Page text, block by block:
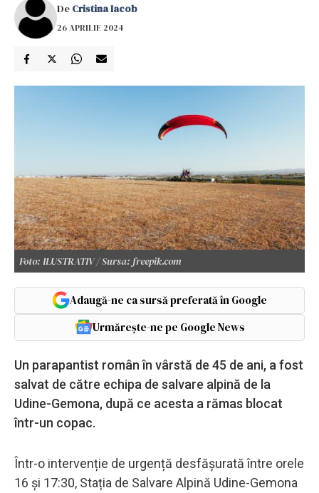
De Cristina Iacob
26 APRILIE 2024
Foto: ILUSTRATIV / Sursa: freepik.com
Adaugă-ne ca sursă preferată în Google
Urmărește-ne pe Google News
Un parapantist român în vârstă de 45 de ani, a fost
salvat de către echipa de salvare alpină de la
Udine-Gemona, după ce acesta a rămas blocat
într-un copac.
Într-o intervenție de urgență desfășurată între orele
16 și 17:30, Stația de Salvare Alpină Udine-Gemona